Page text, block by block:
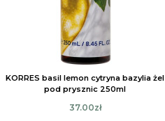
KORRES basil lemon cytryna bazylia żel
pod prysznic 250ml
37.00zł